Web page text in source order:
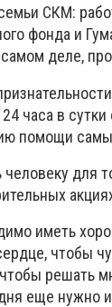
СКМ:
фонда и
самом деле,
часа в
помощи
для
иметь
чтобы
решать
еще нужно